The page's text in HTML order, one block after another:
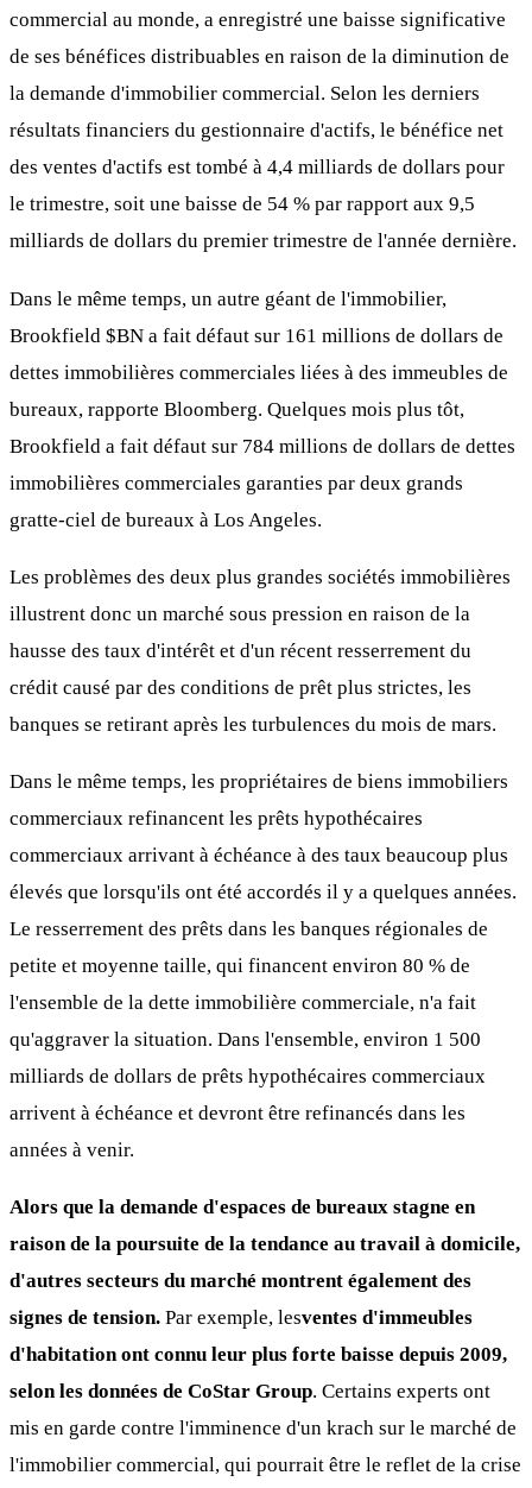
commercial au monde, a enregistré une baisse significative
de ses bénéfices distribuables en raison de la diminution de
la demande d'immobilier commercial. Selon les derniers
résultats financiers du gestionnaire d'actifs, le bénéfice net
des ventes d'actifs est tombé à 4,4 milliards de dollars pour
le trimestre, soit une baisse de 54 % par rapport aux 9,5
milliards de dollars du premier trimestre de l'année dernière.
Dans le même temps, un autre géant de l'immobilier,
Brookfield $BN a fait défaut sur 161 millions de dollars de
dettes immobilières commerciales liées à des immeubles de
bureaux, rapporte Bloomberg. Quelques mois plus tôt,
Brookfield a fait défaut sur 784 millions de dollars de dettes
immobilières commerciales garanties par deux grands
gratte-ciel de bureaux à Los Angeles.
Les problèmes des deux plus grandes sociétés immobilières
illustrent donc un marché sous pression en raison de la
hausse des taux d'intérêt et d'un récent resserrement du
crédit causé par des conditions de prêt plus strictes, les
banques se retirant après les turbulences du mois de mars.
Dans le même temps, les propriétaires de biens immobiliers
commerciaux refinancent les prêts hypothécaires
commerciaux arrivant à échéance à des taux beaucoup plus
élevés que lorsqu'ils ont été accordés il y a quelques années.
Le resserrement des prêts dans les banques régionales de
petite et moyenne taille, qui financent environ 80 % de
l'ensemble de la dette immobilière commerciale, n'a fait
qu'aggraver la situation. Dans l'ensemble, environ 1 500
milliards de dollars de prêts hypothécaires commerciaux
arrivent à échéance et devront être refinancés dans les
années à venir.
Alors que la demande d'espaces de bureaux stagne en
raison de la poursuite de la tendance au travail à domicile,
d'autres secteurs du marché montrent également des
signes de tension. Par exemple, lesventes d'immeubles
d'habitation ont connu leur plus forte baisse depuis 2009,
selon les données de CoStar Group. Certains experts ont
mis en garde contre l'imminence d'un krach sur le marché de
l'immobilier commercial, qui pourrait être le reflet de la crise